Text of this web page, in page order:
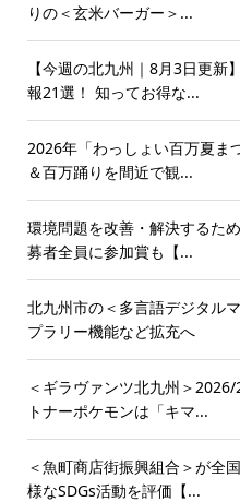
りの＜玄米バーガー＞...
【今週の北九州｜8月3日更
報21選！ 知ってお得な...
2026年「わっしょい百万夏
＆百万踊りを間近で観...
環境問題を改善・解決するた
募者全員に参加賞も【...
北九州市の＜多言語デジタル
プラリー機能など拡充へ
＜ギラヴァンツ北九州＞
トナーポケモンは「キマ...
＜魚町商店街振興組合＞が全
様なSDGs活動を評価【...